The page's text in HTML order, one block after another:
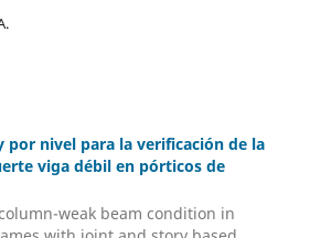
por nivel para la verificación de la
viga débil en pórticos de
weak beam condition in